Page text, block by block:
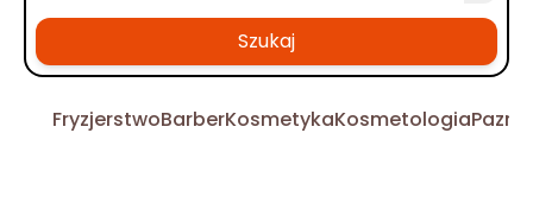
Szukaj
FryzjerstwoBarberKosmetykaKosmetologia